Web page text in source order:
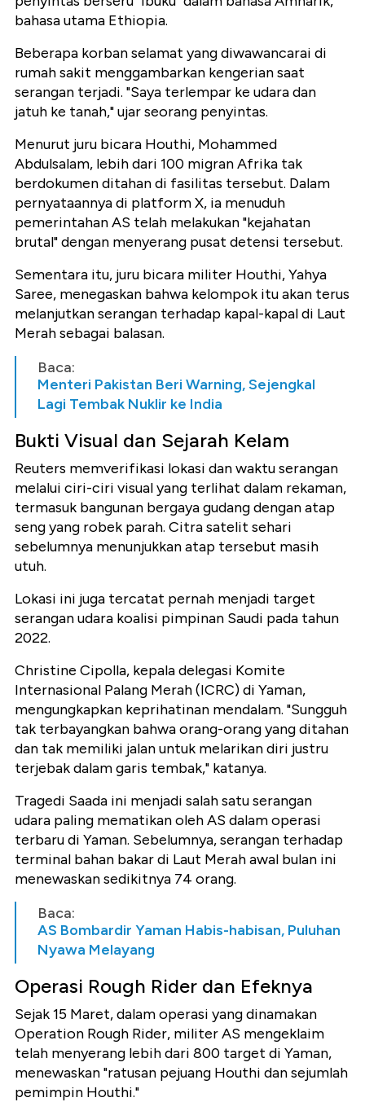
bahasa utama Ethiopia.
Beberapa korban selamat yang diwawancarai di
rumah sakit menggambarkan kengerian saat
serangan terjadi. "Saya terlempar ke udara dan
jatuh ke tanah," ujar seorang penyintas.
Menurut juru bicara Houthi, Mohammed
Abdulsalam, lebih dari 100 migran Afrika tak
berdokumen ditahan di fasilitas tersebut. Dalam
pernyataannya di platform X, ia menuduh
pemerintahan AS telah melakukan "kejahatan
brutal" dengan menyerang pusat detensi tersebut.
Sementara itu, juru bicara militer Houthi, Yahya
Saree, menegaskan bahwa kelompok itu akan terus
melanjutkan serangan terhadap kapal-kapal di Laut
Merah sebagai balasan.
Baca:
Menteri Pakistan Beri Warning, Sejengkal
Lagi Tembak Nuklir ke India
Bukti Visual dan Sejarah Kelam
Reuters memverifikasi lokasi dan waktu serangan
melalui ciri-ciri visual yang terlihat dalam rekaman,
termasuk bangunan bergaya gudang dengan atap
seng yang robek parah. Citra satelit sehari
sebelumnya menunjukkan atap tersebut masih
utuh.
Lokasi ini juga tercatat pernah menjadi target
serangan udara koalisi pimpinan Saudi pada tahun
2022.
Christine Cipolla, kepala delegasi Komite
Internasional Palang Merah (ICRC) di Yaman,
mengungkapkan keprihatinan mendalam. "Sungguh
tak terbayangkan bahwa orang-orang yang ditahan
dan tak memiliki jalan untuk melarikan diri justru
terjebak dalam garis tembak," katanya.
Tragedi Saada ini menjadi salah satu serangan
udara paling mematikan oleh AS dalam operasi
terbaru di Yaman. Sebelumnya, serangan terhadap
terminal bahan bakar di Laut Merah awal bulan ini
menewaskan sedikitnya 74 orang.
Baca:
AS Bombardir Yaman Habis-habisan, Puluhan
Nyawa Melayang
Operasi Rough Rider dan Efeknya
Sejak 15 Maret, dalam operasi yang dinamakan
Operation Rough Rider, militer AS mengeklaim
telah menyerang lebih dari 800 target di Yaman,
menewaskan "ratusan pejuang Houthi dan sejumlah
pemimpin Houthi."